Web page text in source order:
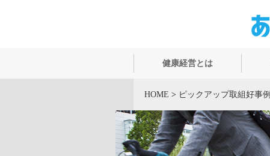
健康経営とは
HOME > ピックアップ取組好事例